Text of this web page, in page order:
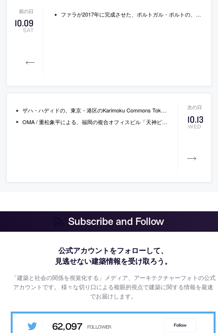
10.09
SAT
ファラが2017年に完成させた、ポルトガル・ポルトの、アート作品の為の仮設のフォリー「folly for an art piece」。多層的なレパートリーを通じて、新古典主義とポストモダンの両方の、神殿、仮設建築、玩具になることを目指す
10.13
WED
ザハ・ハディドの、東京・港区のKarimoku Commons Tokyoでの展覧会「ZAHA HADID DESIGN」の会場写真とレポート。ザハのプロダクトの仕事を中心に展示し、この展示の為の木製建築モデルや什器、会場構成もザハ事務所が手掛ける
OMA / 重松象平による、福岡の複合オフィスビル「天神ビジネスセンター」が完成。OMAの日本初のオフィスビルで、交差する二つの通りに面する建物ヴォリュームの角をピクセル化して削ることで都市活動の融合を明確にし、入口広場に公共の活動を呼び込む
Subscribe and Follow
公式アカウントをフォローして、
見逃せない建築情報を受け取ろう。
「建築と社会の関係を視覚化する」メディア、アーキテクチャーフォトの公式
アカウントです。様々な切り口による複眼的視点で建築に関する情報を最速
でお届けします。
62,097 Follow